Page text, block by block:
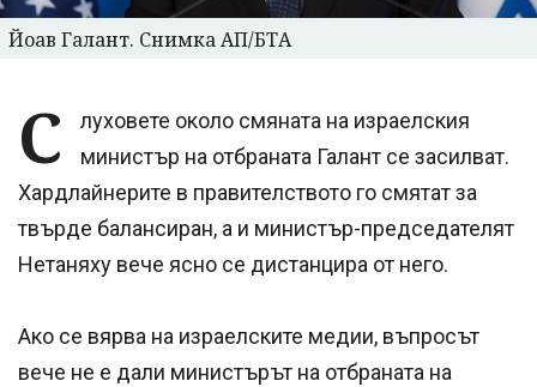
Йоав Галант. Снимка АП/БТА
С
луховете около смяната на израелския
министър на отбраната Галант се засилват.
Хардлайнерите в правителството го смятат за
твърде балансиран, а и министър-председателят
Нетаняху вече ясно се дистанцира от него.
Ако се вярва на израелските медии, въпросът
вече не е дали министърът на отбраната на